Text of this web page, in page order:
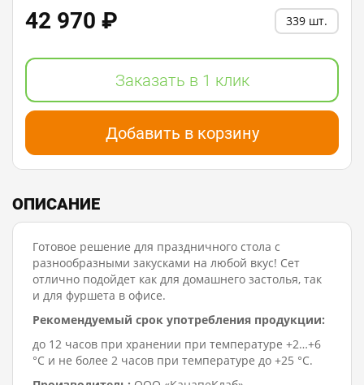
339 шт.
42 970 ₽
Заказать в 1 клик
Добавить в корзину
ОПИСАНИЕ
Готовое решение для праздничного стола с
разнообразными закусками на любой вкус! Сет
отлично подойдет как для домашнего застолья, так
и для фуршета в офисе.
Рекомендуемый срок употребления продукции:
до 12 часов при хранении при температуре +2…+6
°C и не более 2 часов при температуре до +25 °C.